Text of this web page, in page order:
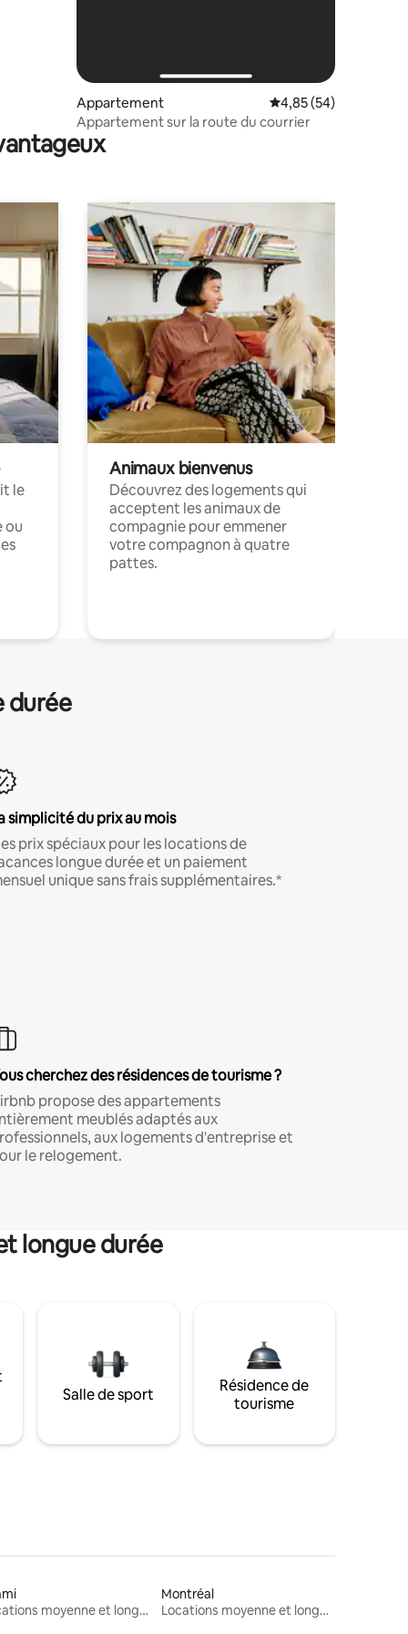
Appartement Évaluation moyenne
4,85 (54)
Appartement sur la route du courrier
le
ou
Animaux bienvenus
Découvrez des logements qui
acceptent les animaux de
compagnie pour emmener
votre compagnon à quatre
pattes.
durée
simplicité du prix au mois
prix spéciaux pour les locations de
longue durée et un paiement
unique sans frais supplémentaires.*
cherchez des résidences de tourisme ?
propose des appartements
meublés adaptés aux
aux logements d'entreprise et
le relogement.
longue durée
Salle de sport
Résidence de
tourisme
Locations moyenne et longue durée
Montréal
Locations moyenne et longue durée